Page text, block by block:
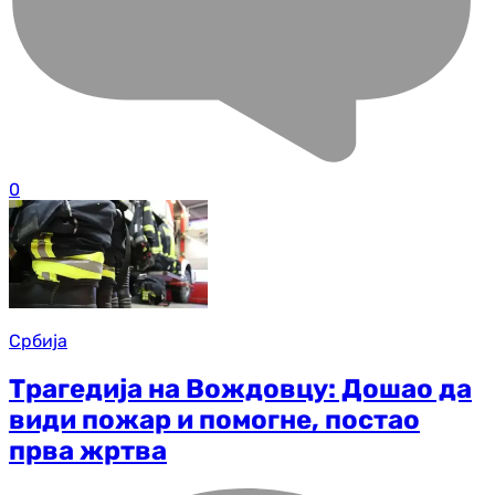
0
Србија
Трагедија на Вождовцу: Дошао да
види пожар и помогне, постао
прва жртва